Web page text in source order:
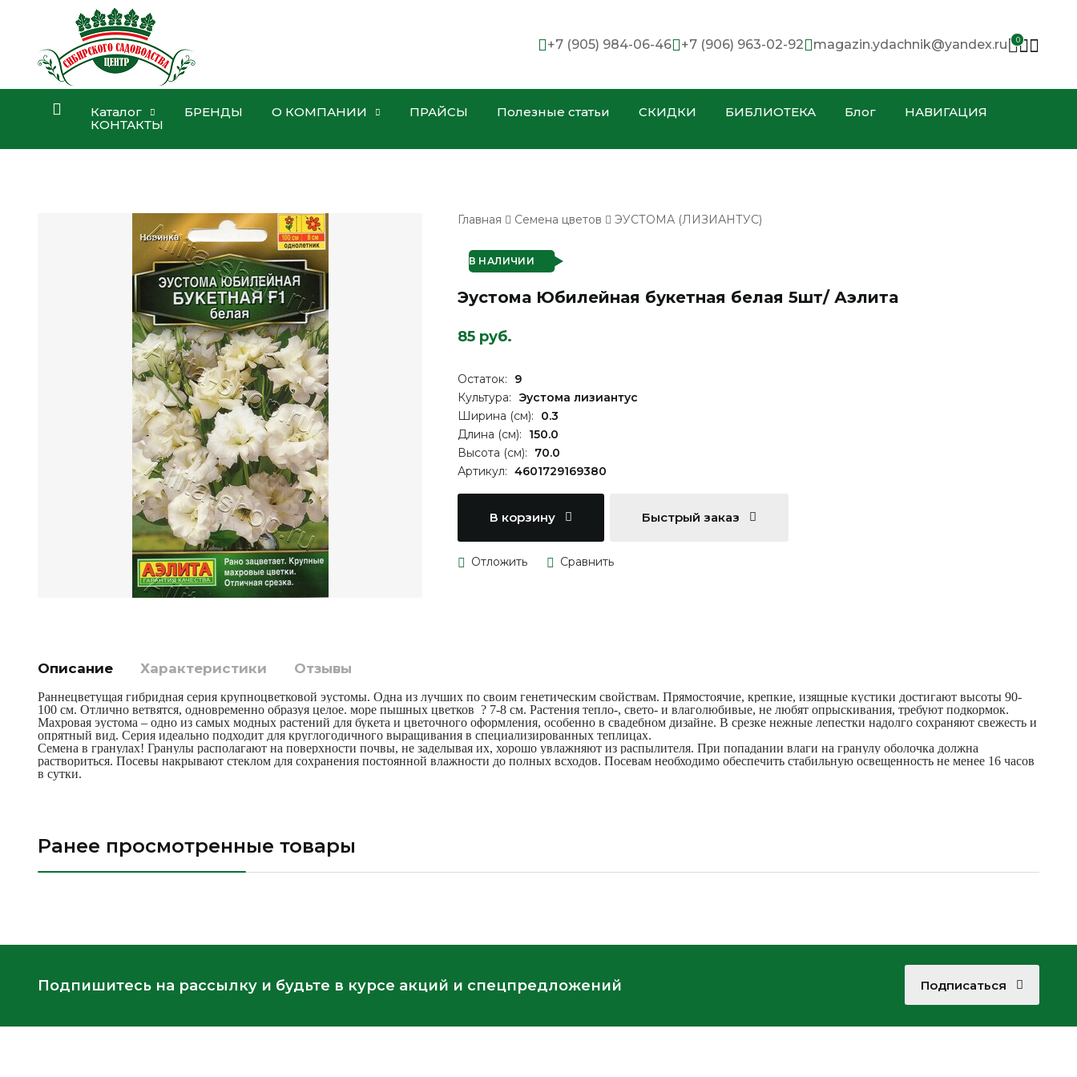
+7 (905) 984-06-46 +7 (906) 963-02-92 magazin.ydachnik@yandex.ru 0
Каталог БРЕНДЫ О КОМПАНИИ ПРАЙСЫ Полезные статьи СКИДКИ БИБЛИОТЕКА Блог
НАВИГАЦИЯ
КОНТАКТЫ
Главная Семена цветов ЭУСТОМА (ЛИЗИАНТУС)
В НАЛИЧИИ
Эустома Юбилейная букетная белая 5шт/ Аэлита
85 руб.
Остаток:
9
Культура:
Эустома лизиантус
Ширина (см):
0.3
Длина (см):
150.0
Высота (см):
70.0
Артикул: 4601729169380
В корзину Быстрый заказ
Описание Характеристики Отзывы
Раннецветущая гибридная серия крупноцветковой эустомы. Одна из лучших по своим генетическим свойствам. Прямостоячие, крепкие, изящные кустики достигают высоты 90-
100 см. Отлично ветвятся, одновременно образуя целое. море пышных цветков ? 7-8 см. Растения тепло-, свето- и влаголюбивые, не любят опрыскивания, требуют подкормок.
Махровая эустома – одно из самых модных растений для букета и цветочного оформления, особенно в свадебном дизайне. В срезке нежные лепестки надолго сохраняют свежесть и
опрятный вид. Серия идеально подходит для круглогодичного выращивания в специализированных теплицах.
Семена в гранулах! Гранулы располагают на поверхности почвы, не заделывая их, хорошо увлажняют из распылителя. При попадании влаги на гранулу оболочка должна
раствориться. Посевы накрывают стеклом для сохранения постоянной влажности до полных всходов. Посевам необходимо обеспечить стабильную освещенность не менее 16 часов
в сутки.
Ранее просмотренные товары
Подпишитесь на рассылку и будьте в курсе акций и спецпредложений Подписаться